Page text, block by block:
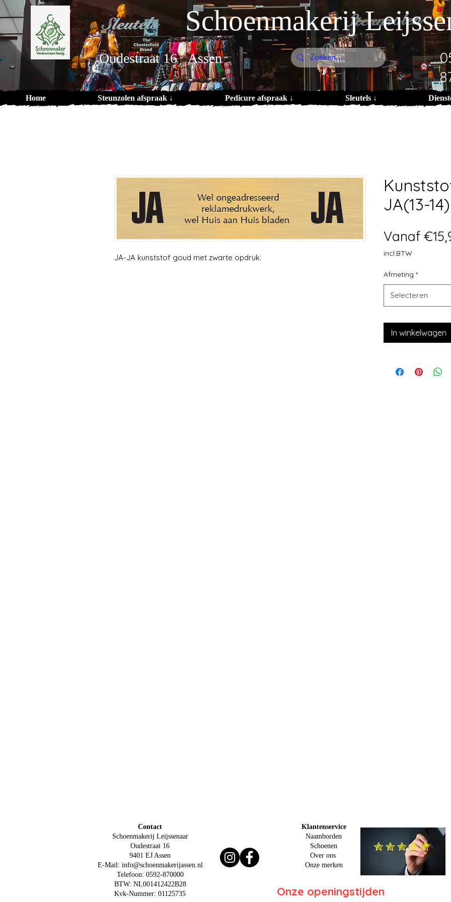
Schoenmakerij
Oudestraat 16 Assen
Home Steunzolen afspraak ↓ Pedicure afspraak ↓ Sleutels ↓
JA-JA kunststof goud met zwarte opdruk.
JA(13-14)
Vanaf
incl.BTW
Afmeting *
Selecteren
In winkelwagen
Contact
Schoenmakerij Leijssenaar
Oudestraat 16
9401 EJ Assen
E-Mail: info@schoenmakerijassen.nl
Telefoon: 0592-870000
BTW: NL001412422B28
Kvk-Nummer: 01125735
Klantenservice
Naamborden
Schoenen
Over ons
Onze merken
Onze openingstijden